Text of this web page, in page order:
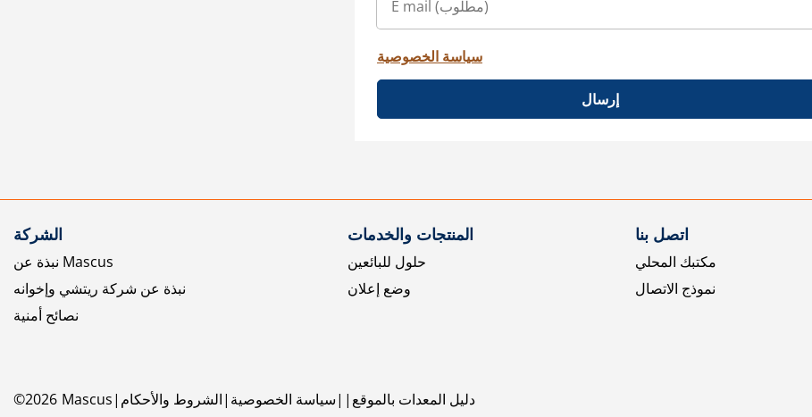
سياسة الخصوصية
إرسال
الشركة
نبذة عن Mascus
نبذة عن شركة ريتشي وإخوانه
نصائح أمنية
المنتجات والخدمات
حلول للبائعين
وضع إعلان
اتصل بنا
مكتبك المحلي
نموذج الاتصال
©2026 Mascus الشروط والأحكام سياسة الخصوصية دليل المعدات بالموقع